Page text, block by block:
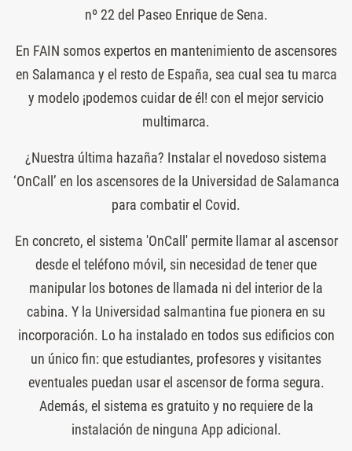
nº 22 del Paseo Enrique de Sena.
En FAIN somos expertos en mantenimiento de ascensores
en Salamanca y el resto de España, sea cual sea tu marca
y modelo ¡podemos cuidar de él! con el mejor servicio
multimarca.
¿Nuestra última hazaña? Instalar el novedoso sistema
‘OnCall’ en los ascensores de la Universidad de Salamanca
para combatir el Covid.
En concreto, el sistema 'OnCall' permite llamar al ascensor
desde el teléfono móvil, sin necesidad de tener que
manipular los botones de llamada ni del interior de la
cabina. Y la Universidad salmantina fue pionera en su
incorporación. Lo ha instalado en todos sus edificios con
un único fin: que estudiantes, profesores y visitantes
eventuales puedan usar el ascensor de forma segura.
Además, el sistema es gratuito y no requiere de la
instalación de ninguna App adicional.